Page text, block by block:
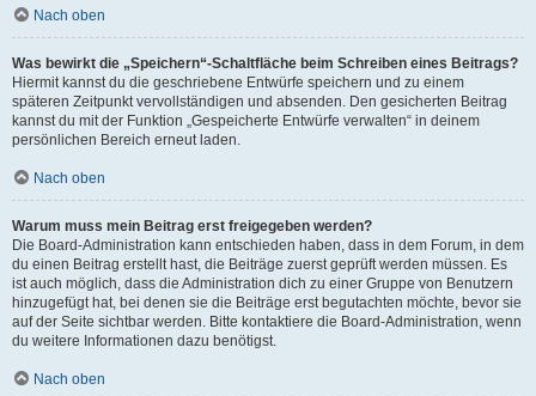
Nach oben
Was bewirkt die „Speichern“-Schaltfläche beim Schreiben eines Beitrags?
Hiermit kannst du die geschriebene Entwürfe speichern und zu einem
späteren Zeitpunkt vervollständigen und absenden. Den gesicherten Beitrag
kannst du mit der Funktion „Gespeicherte Entwürfe verwalten“ in deinem
persönlichen Bereich erneut laden.
Nach oben
Warum muss mein Beitrag erst freigegeben werden?
Die Board-Administration kann entschieden haben, dass in dem Forum, in dem
du einen Beitrag erstellt hast, die Beiträge zuerst geprüft werden müssen. Es
ist auch möglich, dass die Administration dich zu einer Gruppe von Benutzern
hinzugefügt hat, bei denen sie die Beiträge erst begutachten möchte, bevor sie
auf der Seite sichtbar werden. Bitte kontaktiere die Board-Administration, wenn
du weitere Informationen dazu benötigst.
Nach oben